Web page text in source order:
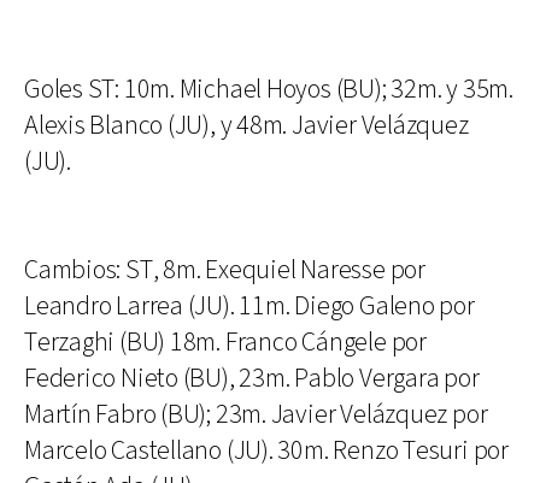
Goles ST: 10m. Michael Hoyos (BU); 32m. y 35m.
Alexis Blanco (JU), y 48m. Javier Velázquez
(JU).
Cambios: ST, 8m. Exequiel Naresse por
Leandro Larrea (JU). 11m. Diego Galeno por
Terzaghi (BU) 18m. Franco Cángele por
Federico Nieto (BU), 23m. Pablo Vergara por
Martín Fabro (BU); 23m. Javier Velázquez por
Marcelo Castellano (JU). 30m. Renzo Tesuri por